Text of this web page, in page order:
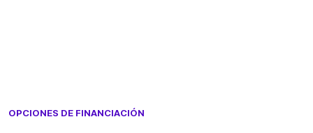
OPCIONES DE FINANCIACIÓN